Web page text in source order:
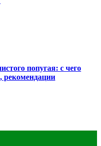
попугая: с чего
рекомендации